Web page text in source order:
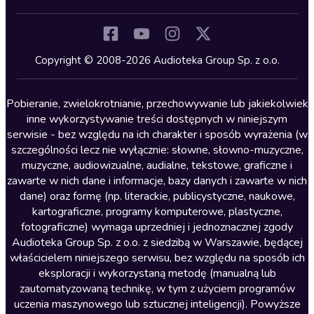
Kryminały
Lektury szkolne
Literatura anglojęzyczna
Literatura faktu
Literatura obyczajowa
Literatura piękna obca
Literatura piękna polska
Nagrania relaksacyjne
Nauka języków
Nauki humanistyczne
Podcasty i audycje
Copyright © 2008-2026 Audioteka Group Sp. z o.o.
Pobieranie, zwielokrotnianie, przechowywanie lub jakiekolwiek
inne wykorzystywanie treści dostępnych w niniejszym
serwisie - bez względu na ich charakter i sposób wyrażenia (w
szczególności lecz nie wyłącznie: słowne, słowno-muzyczne,
muzyczne, audiowizualne, audialne, tekstowe, graficzne i
zawarte w nich dane i informacje, bazy danych i zawarte w nich
dane) oraz formę (np. literackie, publicystyczne, naukowe,
kartograficzne, programy komputerowe, plastyczne,
fotograficzne) wymaga uprzedniej i jednoznacznej zgody
Audioteka Group Sp. z o.o. z siedzibą w Warszawie, będącej
właścicielem niniejszego serwisu, bez względu na sposób ich
eksploracji i wykorzystaną metodę (manualną lub
zautomatyzowaną technikę, w tym z użyciem programów
uczenia maszynowego lub sztucznej inteligencji). Powyższe